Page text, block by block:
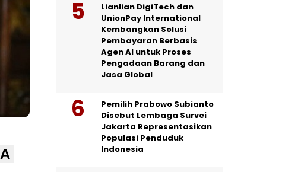
A
Lianlian DigiTech dan
UnionPay International
Kembangkan Solusi
Pembayaran Berbasis
Agen AI untuk Proses
Pengadaan Barang dan
Jasa Global
Pemilih Prabowo Subianto
Disebut Lembaga Survei
Jakarta Representasikan
Populasi Penduduk
Indonesia